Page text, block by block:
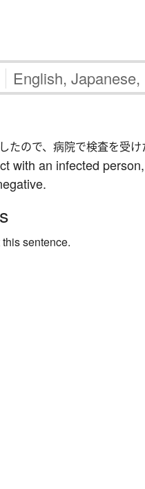
たので、病院で検査を受
with an infected
sentence.